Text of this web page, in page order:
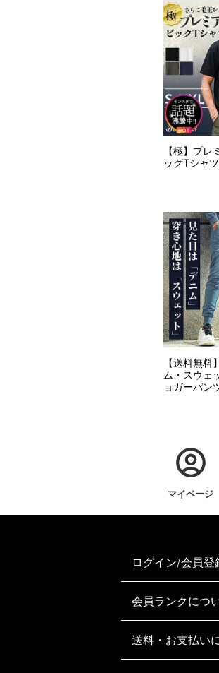
【極】プレ
ッグTシャツ
【送料無料
ム・スウェ
ョガーパン
マイページ
ログイン/会員登
会員ランクにつ
送料・お支払い